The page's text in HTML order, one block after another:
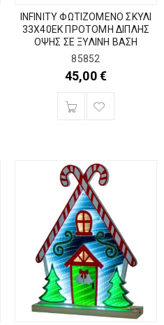
INFINITY ΦΩΤΙΖΟΜΕΝΟ ΣΚΥΛΙ
33Χ40ΕΚ ΠΡΟΤΟΜΗ ΔΙΠΛΗΣ
ΟΨΗΣ ΣΕ ΞΥΛΙΝΗ ΒΑΣΗ
85852
45,00€